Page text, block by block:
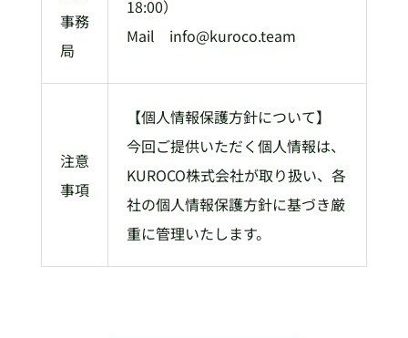
事務
局
18:00）
Mail info@kuroco.team
注意
事項
【個人情報保護方針について】
今回ご提供いただく個人情報は、
KUROCO株式会社が取り扱い、各
社の個人情報保護方針に基づき厳
重に管理いたします。